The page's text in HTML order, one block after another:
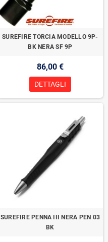
SUREFIRE TORCIA MODELLO 9P-
BK NERA SF 9P
86,00 €
DETTAGLI
SUREFIRE PENNA III NERA PEN 03
BK